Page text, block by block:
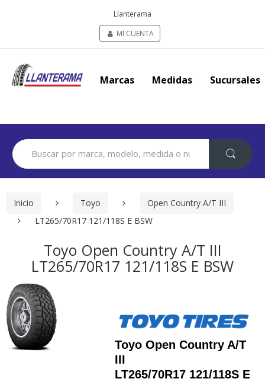
Llanterama
MI CUENTA
Marcas Medidas Sucursales
Search
for:
Inicio Toyo
Open Country A/T III
LT265/70R17 121/118S E BSW
Toyo Open Country A/T III
LT265/70R17 121/118S E BSW
Toyo Open Country A/T
III
LT265/70R17 121/118S E